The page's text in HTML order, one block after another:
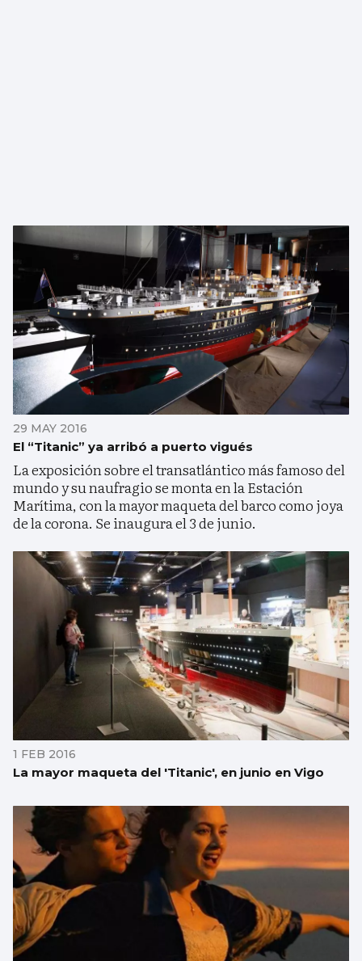
29 MAY 2016
El “Titanic” ya arribó a puerto vigués
La exposición sobre el transatlántico más famoso del
mundo y su naufragio se monta en la Estación
Marítima, con la mayor maqueta del barco como joya
de la corona. Se inaugura el 3 de junio.
1 FEB 2016
La mayor maqueta del 'Titanic', en junio en Vigo